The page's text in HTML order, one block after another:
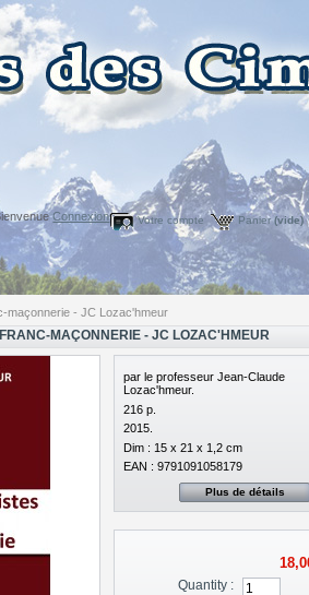
Panier(vide)
Votre compte
Connexion
maçonnerie - JC Lozac'hmeur
MAÇONNERIE - JC LOZAC'HMEUR
par le professeur Jean-Claude
Lozac'hmeur.
216 p.
2015.
Dim : 15 x 21 x 1,2 cm
EAN : 9791091058179
Plus de détails
Quantity :